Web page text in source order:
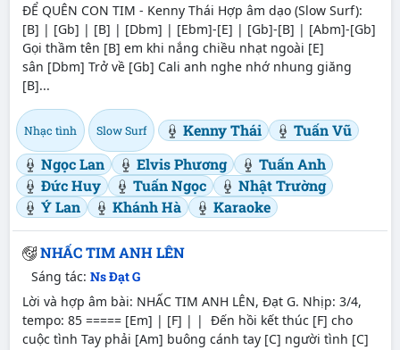
ĐỂ QUÊN CON TIM - Kenny Thái Hợp âm dạo (Slow Surf):
[B] | [Gb] | [B] | [Dbm] | [Ebm]-[E] | [Gb]-[B] | [Abm]-[Gb]
Gọi thầm tên [B] em khi nắng chiều nhạt ngoài [E]
sân [Dbm] Trở về [Gb] Cali anh nghe nhớ nhung giăng
[B]...
Nhạc tình Slow Surf Kenny Thái
Tuấn Vũ
Ngọc Lan
Elvis Phương
Tuấn Anh
Đức Huy
Tuấn Ngọc
Nhật Trường
Ý Lan
Khánh Hà Karaoke
NHẤC TIM ANH LÊN
Sáng tác: Ns Đạt G
Lời và hợp âm bài: NHẤC TIM ANH LÊN, Đạt G. Nhịp: 3/4,
tempo: 85 ===== [Em] | [F] | | Đến hồi kết thúc [F] cho
cuộc tình Tay phải [Am] buông cánh tay [C] người tình [C]